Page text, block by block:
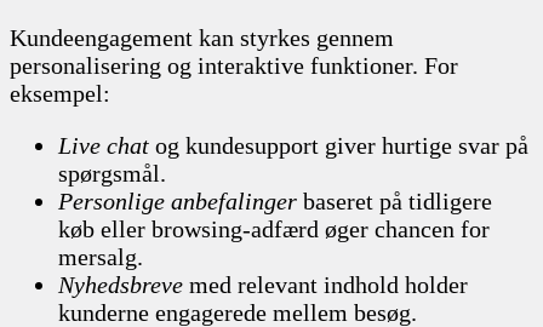
Kundeengagement kan styrkes gennem
personalisering og interaktive funktioner. For
eksempel:
Live chat og kundesupport giver hurtige svar på
spørgsmål.
Personlige anbefalinger baseret på tidligere
køb eller browsing-adfærd øger chancen for
mersalg.
Nyhedsbreve med relevant indhold holder
kunderne engagerede mellem besøg.